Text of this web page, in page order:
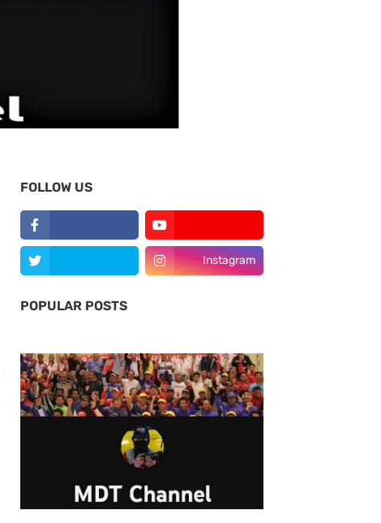
FOLLOW US
Instagram
POPULAR POSTS